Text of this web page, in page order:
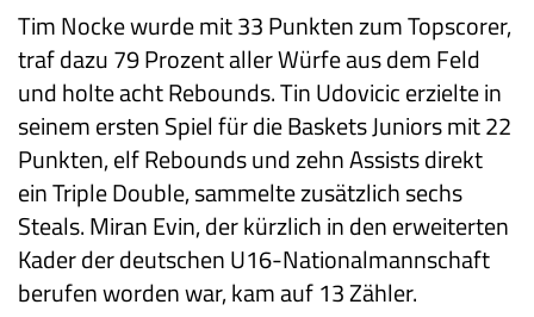
Tim Nocke wurde mit 33 Punkten zum Topscorer,
traf dazu 79 Prozent aller Würfe aus dem Feld
und holte acht Rebounds. Tin Udovicic erzielte in
seinem ersten Spiel für die Baskets Juniors mit 22
Punkten, elf Rebounds und zehn Assists direkt
ein Triple Double, sammelte zusätzlich sechs
Steals. Miran Evin, der kürzlich in den erweiterten
Kader der deutschen U16-Nationalmannschaft
berufen worden war, kam auf 13 Zähler.